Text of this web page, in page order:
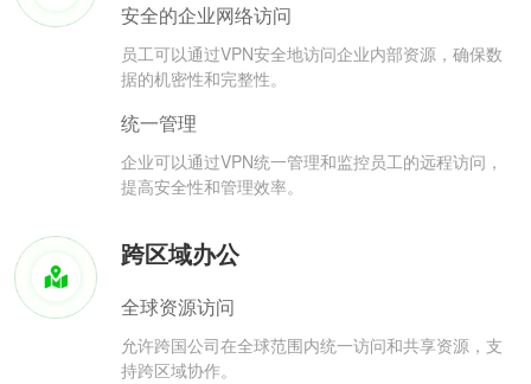
安全的企业网络访问
员工可以通过VPN安全地访问企业内部资源，确保数
据的机密性和完整性。
统一管理
企业可以通过VPN统一管理和监控员工的远程访问，
提高安全性和管理效率。
跨区域办公
全球资源访问
允许跨国公司在全球范围内统一访问和共享资源，支
持跨区域协作。